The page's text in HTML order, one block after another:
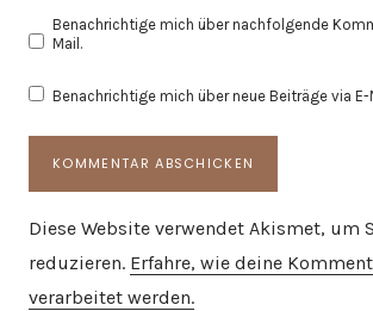
Benachrichtige mich über nachfolgende
Mail.
Benachrichtige mich über neue Beiträge via E-
Diese Website verwendet Akismet, um
reduzieren. Erfahre, wie deine
verarbeitet werden.